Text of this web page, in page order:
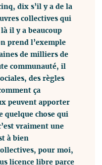
dix s’il y a de la
collectives qui
il y a beaucoup
prend l’exemple
de milliers de
communauté, il
des règles
ça
peuvent apporter
chose qui
vraiment une
à bien
pour moi,
licence libre parce